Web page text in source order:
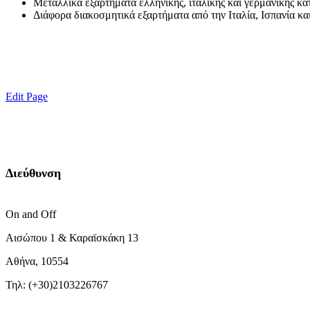
Μεταλλικά εξαρτήματα ελληνικής, ιταλικής και γερμανικής
Διάφορα διακοσμητικά εξαρτήματα από την Ιταλία, Ισπανία
Edit Page
Διεύθυνση
On and Off
Αισώπου 1 & Καραϊσκάκη 13
Αθήνα, 10554
Τηλ: (+30)2103226767